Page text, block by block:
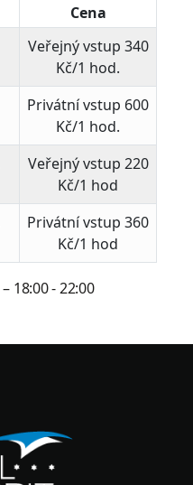
Cena
Veřejný vstup 340
Kč/1 hod.
Privátní vstup 600
Kč/1 hod.
Veřejný vstup 220
Kč/1 hod
Privátní vstup 360
Kč/1 hod
– 18:00 - 22:00